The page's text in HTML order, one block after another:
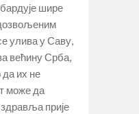
шире
улива у Саву,
већину Срба,
да их не
може да
прије